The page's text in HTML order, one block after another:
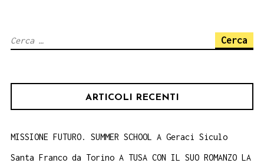
Ricerca
ARTICOLI RECENTI
MISSIONE FUTURO. SUMMER SCHOOL A Geraci Siculo
Santa Franco da Torino A TUSA CON IL SUO ROMANZO LA